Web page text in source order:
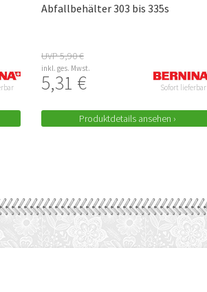
Abfallbehälter 303 bis 335s
UVP 5,90 €
inkl. ges. Mwst.
5,31 € Sofort lieferbar
Produktdetails ansehen ›